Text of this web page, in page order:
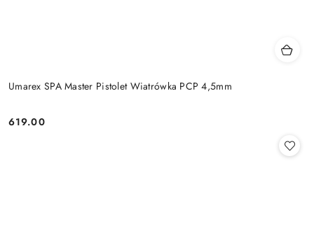
Umarex SPA Master Pistolet Wiatrówka PCP 4,5mm
Cena:
619.00